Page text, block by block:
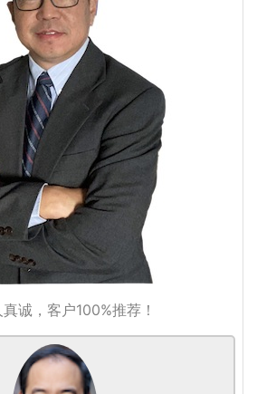
诚，客户100%推荐！